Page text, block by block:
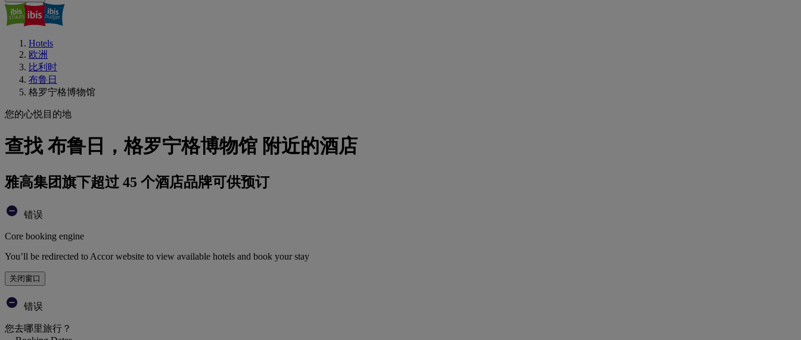
Hotels
欧洲
比利时
布鲁日
格罗宁格博物馆
您的心悦目的地
查找 布鲁日，格罗宁格博物馆 附近的酒店
雅高集团旗下超过 45 个酒店品牌可供预订
错误
Core booking engine
You’ll be redirected to Accor website to view available hotels and book your stay
关闭窗口
错误
您去哪里旅行？